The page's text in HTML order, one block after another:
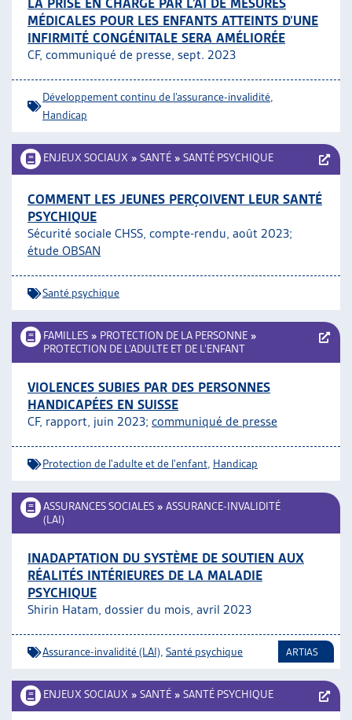
LA PRISE EN CHARGE PAR L’AI DE MESURES
MÉDICALES POUR LES ENFANTS ATTEINTS D’UNE
INFIRMITÉ CONGÉNITALE SERA AMÉLIORÉE
CF, communiqué de presse, sept. 2023
Développement continu de l’assurance-invalidité
Handicap
ENJEUX SOCIAUX » SANTÉ » SANTÉ PSYCHIQUE
COMMENT LES JEUNES PERÇOIVENT LEUR SANTÉ
PSYCHIQUE
Sécurité sociale CHSS, compte-rendu, août 2023;
étude OBSAN
Santé psychique
FAMILLES » PROTECTION DE LA PERSONNE »
PROTECTION DE L’ADULTE ET DE L’ENFANT
VIOLENCES SUBIES PAR DES PERSONNES
HANDICAPÉES EN SUISSE
CF, rapport, juin 2023; communiqué de presse
Protection de l'adulte et de l'enfant Handicap
ASSURANCES SOCIALES » ASSURANCE-INVALIDITÉ
(LAI)
INADAPTATION DU SYSTÈME DE SOUTIEN AUX
RÉALITÉS INTÉRIEURES DE LA MALADIE
PSYCHIQUE
Shirin Hatam, dossier du mois, avril 2023
Assurance-invalidité (LAI) Santé psychique ARTIAS
ENJEUX SOCIAUX » SANTÉ » SANTÉ PSYCHIQUE